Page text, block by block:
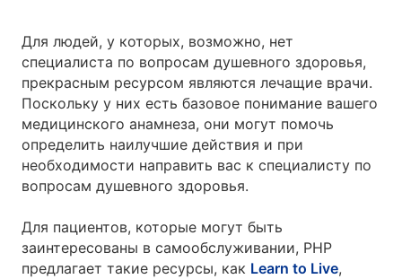
Для людей, у которых, возможно, нет
специалиста по вопросам душевного здоровья,
прекрасным ресурсом являются лечащие врачи.
Поскольку у них есть базовое понимание вашего
медицинского анамнеза, они могут помочь
определить наилучшие действия и при
необходимости направить вас к специалисту по
вопросам душевного здоровья.
Для пациентов, которые могут быть
заинтересованы в самообслуживании, PHP
предлагает такие ресурсы, как Learn to Live,